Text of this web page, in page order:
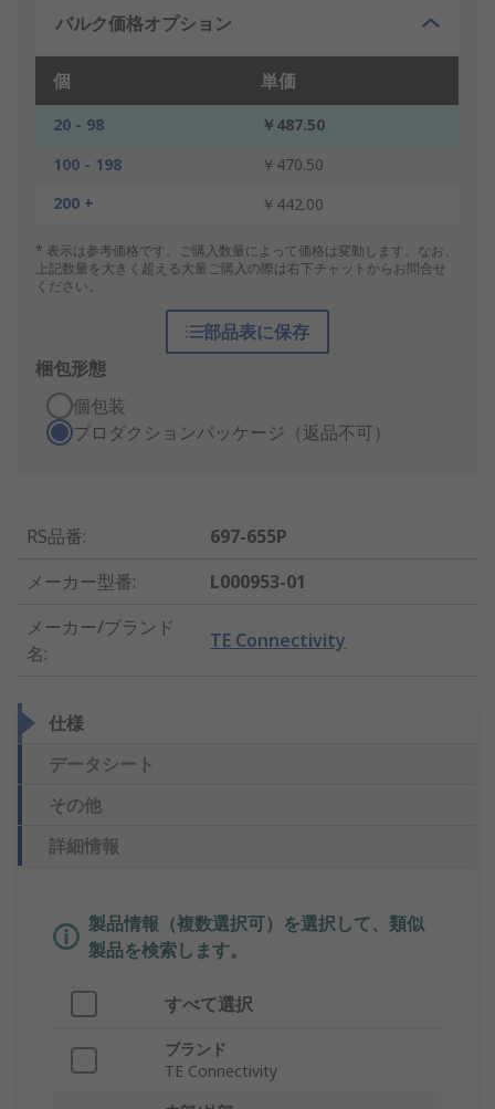
バルク価格オプション
個 単価
20 - 98
￥487.50
100 - 198
￥470.50
200 +
￥442.00
* 表示は参考価格です。ご購入数量によって価格は変動します。なお、
上記数量を大きく超える大量ご購入の際は右下チャットからお問合せ
ください。
部品表に保存
梱包形態
個包装
プロダクションパッケージ（返品不可）
RS品番:
697-655P
メーカー型番:
L000953-01
メーカー/ブランド
名:
TE Connectivity
仕様
データシート
その他
詳細情報
製品情報（複数選択可）を選択して、類似
製品を検索します。
すべて選択
ブランド
TE Connectivity